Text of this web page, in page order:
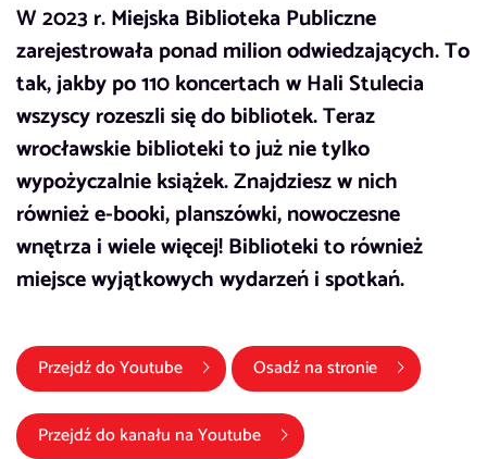
W 2023 r. Miejska Biblioteka Publiczne
zarejestrowała ponad milion odwiedzających. To
tak, jakby po 110 koncertach w Hali Stulecia
wszyscy rozeszli się do bibliotek. Teraz
wrocławskie biblioteki to już nie tylko
wypożyczalnie książek. Znajdziesz w nich
również e-booki, planszówki, nowoczesne
wnętrza i wiele więcej! Biblioteki to również
miejsce wyjątkowych wydarzeń i spotkań.
Przejdź doYoutube(link otwiera się w nowym oknie)
Osadź na stronie
Przejdź do kanału naYoutube(link otwiera się w nowym